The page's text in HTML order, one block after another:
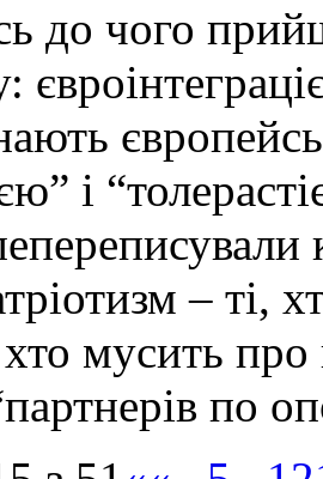
до чого
і
– ті,
хто мусить
по